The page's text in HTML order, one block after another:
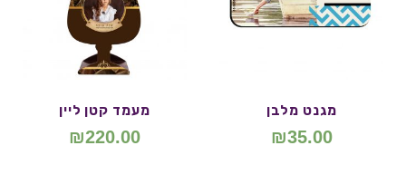
מגנט מלבן
₪35.00
מעמד קטן ליין
₪220.00